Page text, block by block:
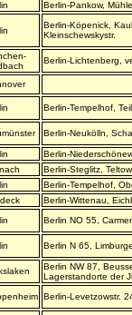
Berlin-Pankow,
Berlin-Köpenick,
Kleinschewskystr.
Berlin-Lichtenberg,
Berlin-Tempelhof,
Berlin-Neukölln,
Berlin-
Berlin-Steglitz,
Berlin-Tempelhof,
Berlin-Wittenau,
Berlin NO 55,
Berlin N 65,
Berlin NW 87,
Lagerstandorte der
Berlin-Levetzowstr.